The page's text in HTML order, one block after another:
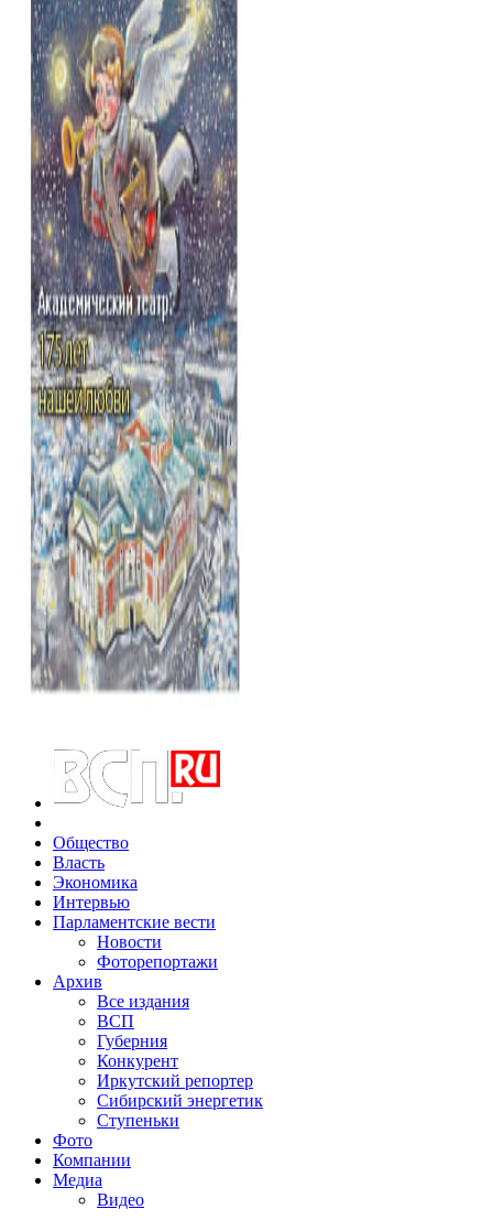
Общество
Власть
Экономика
Интервью
Парламентские вести
Новости
Фоторепортажи
Архив
Все издания
ВСП
Губерния
Конкурент
Иркутский репортер
Сибирский энергетик
Ступеньки
Фото
Компании
Медиа
Видео